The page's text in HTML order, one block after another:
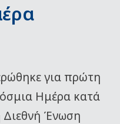
για πρώτη
Ημέρα κατά
Διεθνή Ένωση